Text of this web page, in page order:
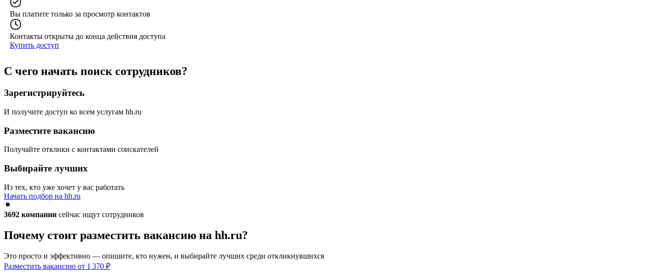
Вы платите только за просмотр контактов
Контакты открыты до конца действия доступа
Купить доступ
С чего начать поиск сотрудников?
Зарегистрируйтесь
И получите доступ ко всем услугам hh.ru
Разместите вакансию
Получайте отклики с контактами соискателей
Выбирайте лучших
Из тех, кто уже хочет у вас работать
Начать подбор на hh.ru
3692 компании сейчас ищут сотрудников
Почему стоит разместить вакансию на hh.ru?
Это просто и эффективно — опишите, кто нужен, и выбирайте лучших среди откликнувшихся
Разместить вакансию от 1 370 ₽